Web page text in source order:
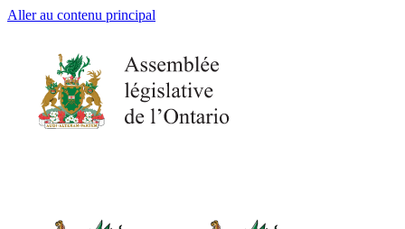
Aller au contenu principal